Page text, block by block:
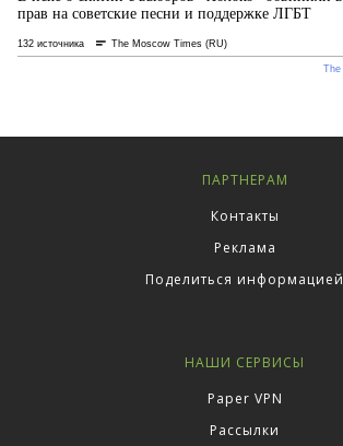
ПАРТНЕРАМ
Контакты
Реклама
Поделиться информацией
НАШИ СЕРВИСЫ
Paper VPN
Рассылки